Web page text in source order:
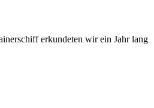
erkundeten wir ein Jahr lang